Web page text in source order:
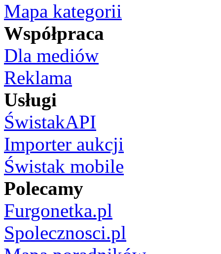
Mapa kategorii
Współpraca
Dla mediów
Reklama
Usługi
ŚwistakAPI
Importer aukcji
Świstak mobile
Polecamy
Furgonetka.pl
Spolecznosci.pl